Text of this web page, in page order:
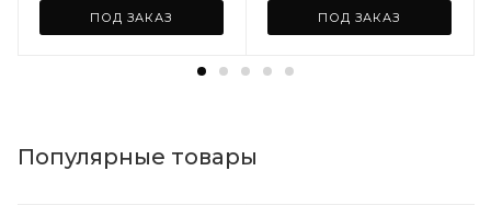
ПОД ЗАКАЗ ПОД ЗАКАЗ
Популярные товары